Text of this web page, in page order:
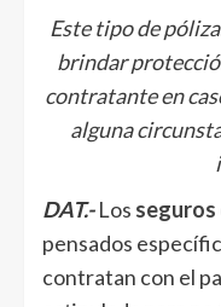
Este tipo de
brindar
contratante en
alguna
DAT.-Los seguros
pensados
contratan con el